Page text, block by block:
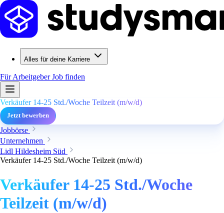
Alles für deine Karriere
Für ArbeitgeberJob finden
Verkäufer 14-25 Std./Woche Teilzeit (m/w/d)
Jetzt bewerben
Jobbörse
Unternehmen
Lidl Hildesheim Süd
Verkäufer 14-25 Std./Woche Teilzeit (m/w/d)
Verkäufer 14-25 Std./Woche
Teilzeit (m/w/d)